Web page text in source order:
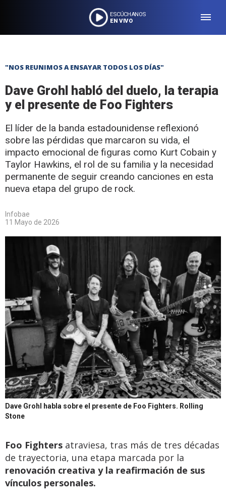
ESCÚCHANOS
EN VIVO
"NOS REUNIMOS A ENSAYAR TODOS LOS DÍAS"
Dave Grohl habló del duelo, la terapia
y el presente de Foo Fighters
El líder de la banda estadounidense reflexionó
sobre las pérdidas que marcaron su vida, el
impacto emocional de figuras como Kurt Cobain y
Taylor Hawkins, el rol de su familia y la necesidad
permanente de seguir creando canciones en esta
nueva etapa del grupo de rock.
Infobae
11 Mayo de 2026
Dave Grohl habla sobre el presente de Foo Fighters. Rolling
Stone
Foo Fighters atraviesa, tras más de tres décadas
de trayectoria, una etapa marcada por la
renovación creativa y la reafirmación de sus
vínculos personales.